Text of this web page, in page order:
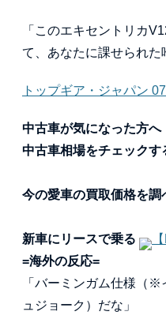
「このエキセントリカ
て、あなたに課せられ
トップギア・ジャパン
中古車が気になった方へ
中古車相場をチェックす
今の愛車の買取価格を調
新車にリースで乗る
=海外の反応=
「バーミンガム仕様（
ュジョーク）だな」